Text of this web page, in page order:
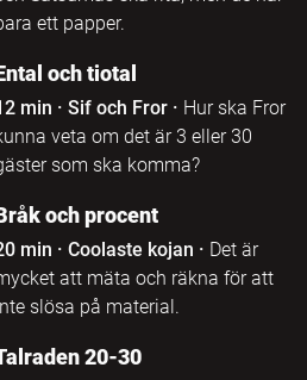
ett papper.
och tiotal
min · Sif och Fror· Hur ska Fror
veta om det är 3 eller 30
som ska komma?
och procent
min · Coolaste kojan · Det är
att mäta och räkna för att
slösa på material.
20-30